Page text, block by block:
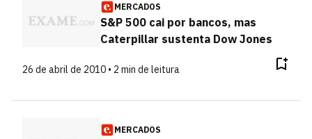
MERCADOS
S&P 500 cai por bancos, mas
Caterpillar sustenta Dow Jones
26 de abril de 2010 • 2 min de leitura
MERCADOS